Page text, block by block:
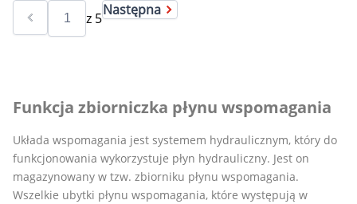
z 5Następna
Funkcja zbiorniczka płynu wspomagania
Układa wspomagania jest systemem hydraulicznym, który do
funkcjonowania wykorzystuje płyn hydrauliczny. Jest on
magazynowany w tzw. zbiorniku płynu wspomagania.
Wszelkie ubytki płynu wspomagania, które występują w